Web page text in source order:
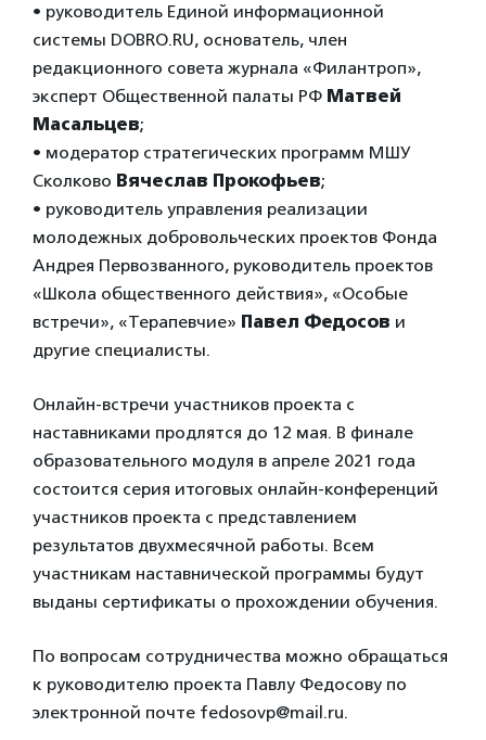
• руководитель Единой информационной
системы DOBRO.RU, основатель, член
редакционного совета журнала «Филантроп»,
эксперт Общественной палаты РФ Матвей
Масальцев;
• модератор стратегических программ МШУ
Cколково Вячеслав Прокофьев;
• руководитель управления реализации
молодежных добровольческих проектов Фонда
Андрея Первозванного, руководитель проектов
«Школа общественного действия», «Особые
встречи», «Терапевчие» Павел Федосов и
другие специалисты.
Онлайн-встречи участников проекта с
наставниками продлятся до 12 мая. В финале
образовательного модуля в апреле 2021 года
состоится серия итоговых онлайн-конференций
участников проекта с представлением
результатов двухмесячной работы. Всем
участникам наставнической программы будут
выданы сертификаты о прохождении обучения.
По вопросам сотрудничества можно обращаться
к руководителю проекта Павлу Федосову по
электронной почте fedosovp@mail.ru.